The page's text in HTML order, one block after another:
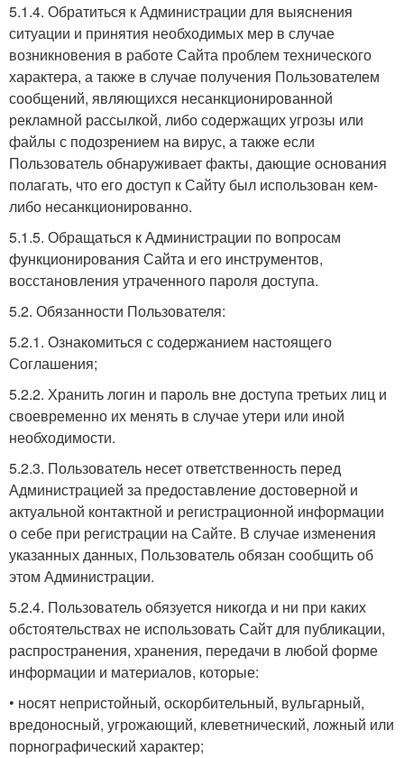
5.1.4. Обратиться к Администрации для выяснения
ситуации и принятия необходимых мер в случае
возникновения в работе Сайта проблем технического
характера, а также в случае получения Пользователем
сообщений, являющихся несанкционированной
рекламной рассылкой, либо содержащих угрозы или
файлы с подозрением на вирус, а также если
Пользователь обнаруживает факты, дающие основания
полагать, что его доступ к Сайту был использован кем-
либо несанкционированно.
5.1.5. Обращаться к Администрации по вопросам
функционирования Сайта и его инструментов,
восстановления утраченного пароля доступа.
5.2. Обязанности Пользователя:
5.2.1. Ознакомиться с содержанием настоящего
Соглашения;
5.2.2. Хранить логин и пароль вне доступа третьих лиц и
своевременно их менять в случае утери или иной
необходимости.
5.2.3. Пользователь несет ответственность перед
Администрацией за предоставление достоверной и
актуальной контактной и регистрационной информации
о себе при регистрации на Сайте. В случае изменения
указанных данных, Пользователь обязан сообщить об
этом Администрации.
5.2.4. Пользователь обязуется никогда и ни при каких
обстоятельствах не использовать Сайт для публикации,
распространения, хранения, передачи в любой форме
информации и материалов, которые:
• носят непристойный, оскорбительный, вульгарный,
вредоносный, угрожающий, клеветнический, ложный или
порнографический характер;